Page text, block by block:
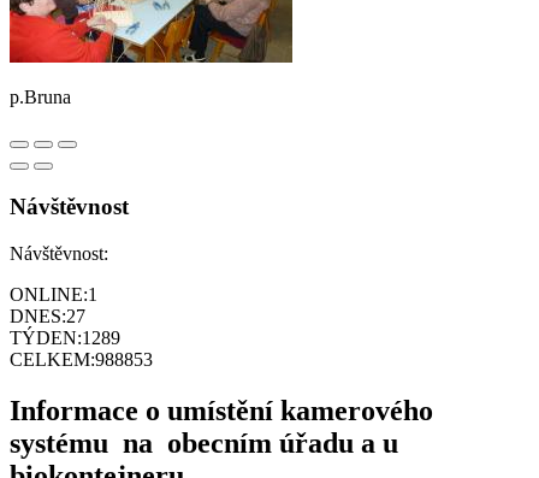
p.Bruna
Návštěvnost
Návštěvnost:
ONLINE:1
DNES:27
TÝDEN:1289
CELKEM:988853
Informace o umístění kamerového
systému na obecním úřadu a u